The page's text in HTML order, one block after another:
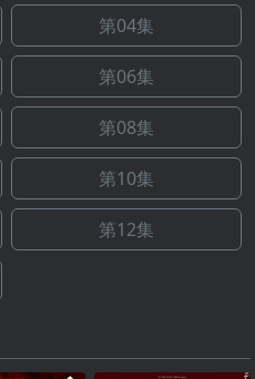
第04集
第06集
第08集
第10集
第12集